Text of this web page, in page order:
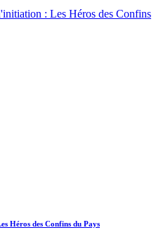
Héros des Confins du Pays